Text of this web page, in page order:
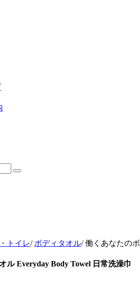
トイレ/ ボディタオル/ 働くあなたのボ
ルEveryday Body Towel 日常洗澡巾